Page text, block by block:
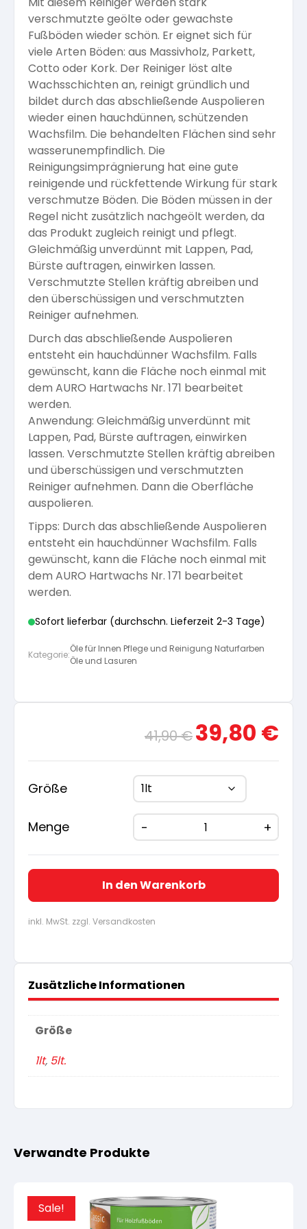
Öle für Außen
Pflege und Reinigung
Versiegelung für Beton
Pflege
Kalkfarben
Anti Schimmelfarbe
Isolierfarben
Latexfarben
Spezialfarben
Silikatfarben
Pflege und Reinigung
Spezialprodukte
Arbeitshandschuhe
Dichtmassen
Farbwalzen
Pinsel und Bürsten
Schleifmittel
verschmutzte geölte oder gewachste
Fußböden wieder schön. Er eignet sich für
viele Arten Böden: aus Massivholz, Parkett,
Cotto oder Kork. Der Reiniger löst alte
Wachsschichten an, reinigt gründlich und
bildet durch das abschließende Auspolieren
wieder einen hauchdünnen, schützenden
Wachsfilm. Die behandelten Flächen sind sehr
wasserunempfindlich. Die
Reinigungsimprägnierung hat eine gute
reinigende und rückfettende Wirkung für stark
verschmutze Böden. Die Böden müssen in der
Regel nicht zusätzlich nachgeölt werden, da
das Produkt zugleich reinigt und pflegt.
Gleichmäßig unverdünnt mit Lappen, Pad,
Bürste auftragen, einwirken lassen.
Verschmutzte Stellen kräftig abreiben und
den überschüssigen und verschmutzten
Reiniger aufnehmen.
Durch das abschließende Auspolieren
entsteht ein hauchdünner Wachsfilm. Falls
gewünscht, kann die Fläche noch einmal mit
dem AURO Hartwachs Nr. 171 bearbeitet
werden.
Anwendung: Gleichmäßig unverdünnt mit
Lappen, Pad, Bürste auftragen, einwirken
lassen. Verschmutzte Stellen kräftig abreiben
und überschüssigen und verschmutzten
Reiniger aufnehmen. Dann die Oberfläche
auspolieren.
Tipps: Durch das abschließende Auspolieren
entsteht ein hauchdünner Wachsfilm. Falls
gewünscht, kann die Fläche noch einmal mit
dem AURO Hartwachs Nr. 171 bearbeitet
werden.
Sofort lieferbar (durchschn. Lieferzeit 2-3 Tage)
Kategorie:
Öle für Innen Pflege und Reinigung Naturfarben
Öle und Lasuren
41,90€
Ursprünglicher
Preis
war:
41,90 €
39,80 €
ist:
Größe
Menge
In den Warenkorb
inkl. MwSt. zzgl. Versandkosten
Zusätzliche Informationen
Größe
1lt, 5lt.
Verwandte Produkte
Sale!